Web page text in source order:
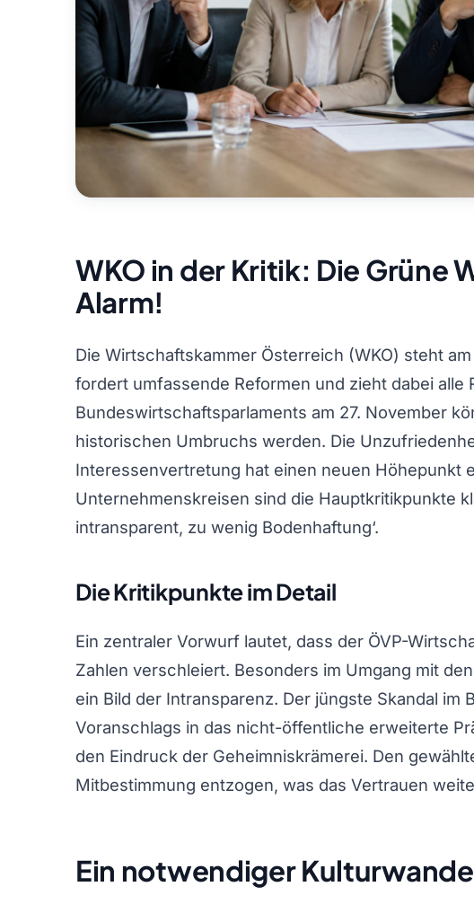
WKO in der Kritik: Die Grüne
Alarm!
Die Wirtschaftskammer Österreich (WKO) steht
fordert umfassende Reformen und zieht dabei alle
Bundeswirtschaftsparlaments am 27. November
historischen Umbruchs werden. Die
Interessenvertretung hat einen neuen Höhepunkt
Unternehmenskreisen sind die Hauptkritikpunkte
intransparent, zu wenig Bodenhaftung‘.
Die Kritikpunkte im Detail
Ein zentraler Vorwurf lautet, dass der ÖVP-
Zahlen verschleiert. Besonders im Umgang mit
ein Bild der Intransparenz. Der jüngste Skandal im
Voranschlags in das nicht-öffentliche erweiterte
den Eindruck der Geheimniskrämerei. Den
Mitbestimmung entzogen, was das Vertrauen
Ein notwendiger